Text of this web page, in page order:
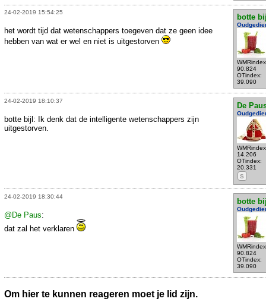
24-02-2019 15:54:25
botte
90.824
OTindex:
39.090
het wordt tijd dat wetenschappers toegeven dat ze geen idee
hebben van wat er wel en niet is uitgestorven
24-02-2019 18:10:37
De
14.206
OTindex:
20.331
S
botte bijl: Ik denk dat de intelligente wetenschappers zijn
uitgestorven.
24-02-2019 18:30:44
botte
90.824
OTindex:
39.090
@De Paus:
dat zal het verklaren
Om hier te kunnen reageren moet je lid zijn.